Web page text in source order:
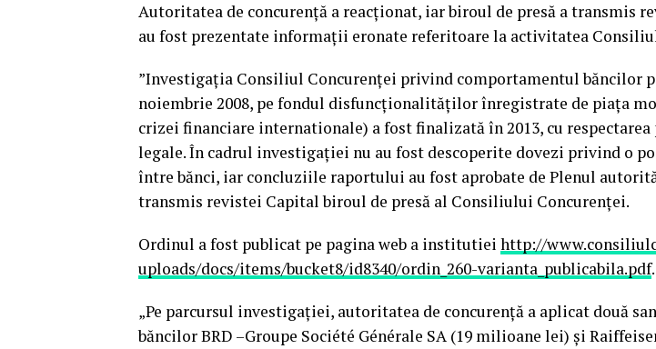
Autoritatea de concurenţă a reacţionat, iar biroul de presă a transmis
au fost prezentate informaţii eronate referitoare la activitatea
”Investigaţia Consiliul Concurenţei privind comportamentul băncilor
noiembrie 2008, pe fondul disfuncţionalităţilor înregistrate de piaţa
crizei financiare internationale) a fost finalizată în 2013, cu
legale. În cadrul investigaţiei nu au fost descoperite dovezi privind o
între bănci, iar concluziile raportului au fost aprobate de Plenul
transmis revistei Capital biroul de presă al Consiliului Concurenţei.
Ordinul a fost publicat pe pagina web a institutiei http://www.
uploads/docs/items/bucket8/id8340/ordin_260-varianta_ publicabila.pdf.
„Pe parcursul investigaţiei, autoritatea de concurenţă a aplicat două
băncilor BRD –Groupe Société Générale SA (19 milioane lei) şi